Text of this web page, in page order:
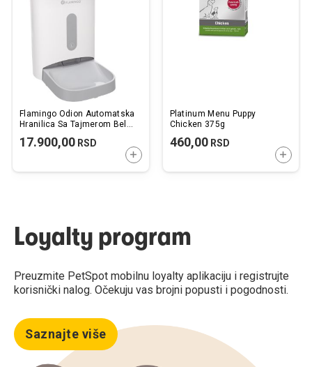
Flamingo Odion Automatska
Hranilica Sa Tajmerom Bela
4,5L
17.900,00 RSD
DODAJTE U KORPU
Platinum Menu Puppy
Chicken 375g
460,00RSD
Loyalty program
Preuzmite PetSpot mobilnu loyalty aplikaciju i registrujte
korisnički nalog. Očekuju vas brojni popusti i pogodnosti.
Saznajte više